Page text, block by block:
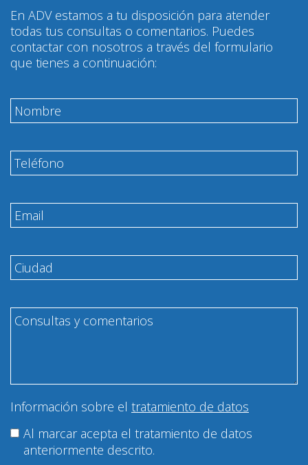
En ADV estamos a tu disposición para atender
todas tus consultas o comentarios. Puedes
contactar con nosotros a través del formulario
que tienes a continuación:
Información sobre el tratamiento de datos
Al marcar acepta el tratamiento de datos
anteriormente descrito.